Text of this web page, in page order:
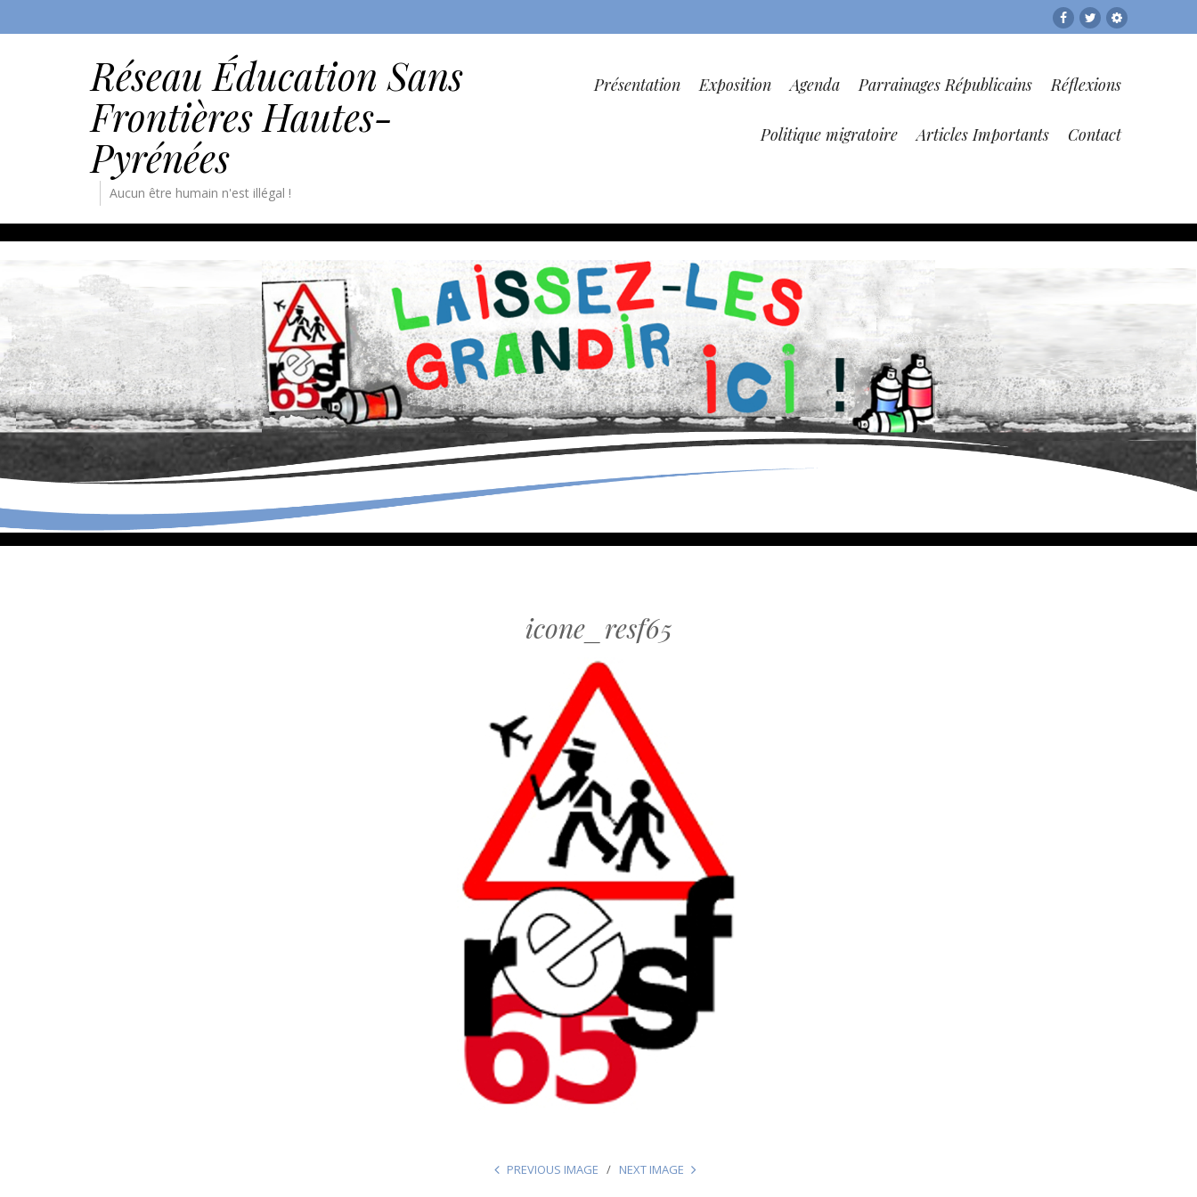
Facebook
TwitterRESF
Réseau Éducation Sans
Frontières Hautes-
Pyrénées
Aucun être humain n'est illégal !
Présentation Exposition Agenda Parrainages Républicains Réflexions
Politique migratoire Articles Importants Contact
icone_resf65
PREVIOUS IMAGE NEXT IMAGE